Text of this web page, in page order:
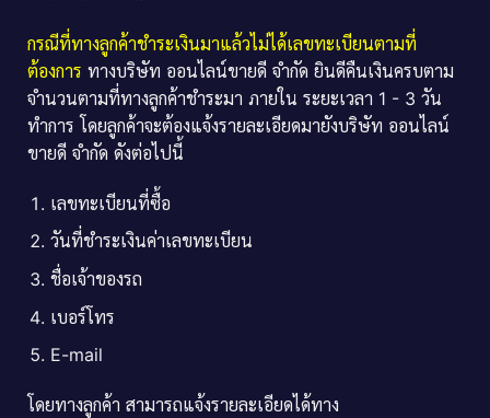
กรณีที่ทางลูกค้าชำระเงินมาแล้วไม่ได้เลขทะเบียนตามที่
ต้องการ ทางบริษัท ออนไลน์ขายดี จำกัด ยินดีคืนเงินครบตาม
จำนวนตามที่ทางลูกค้าชำระมา ภายใน ระยะเวลา 1 - 3 วัน
ทำการ โดยลูกค้าจะต้องแจ้งรายละเอียดมายังบริษัท ออนไลน์
ขายดี จำกัด ดังต่อไปนี้
เลขทะเบียนที่ซื้อ
วันที่ชำระเงินค่าเลขทะเบียน
ชื่อเจ้าของรถ
เบอร์โทร
E-mail
โดยทางลูกค้า สามารถแจ้งรายละเอียดได้ทาง